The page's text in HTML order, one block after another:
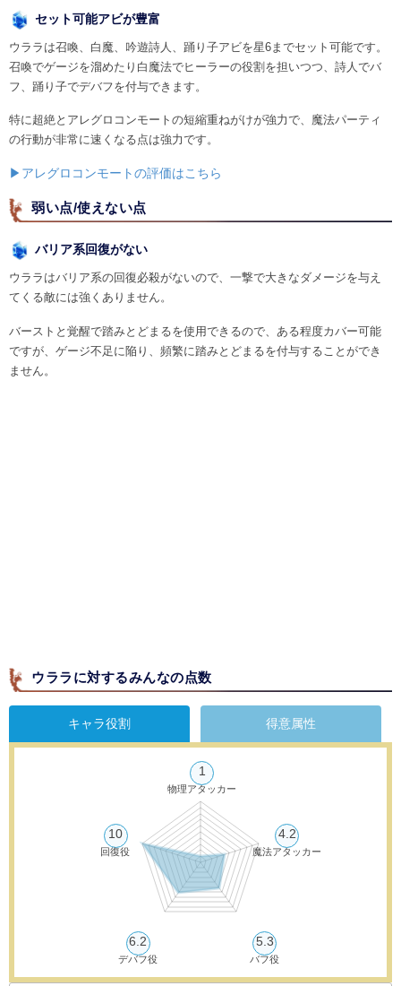
セット可能アビが豊富
ウララは召喚、白魔、吟遊詩人、踊り子アビを星6までセット可能です。
召喚でゲージを溜めたり白魔法でヒーラーの役割を担いつつ、詩人でバ
フ、踊り子でデバフを付与できます。
特に超絶とアレグロコンモートの短縮重ねがけが強力で、魔法パーティ
の行動が非常に速くなる点は強力です。
▶アレグロコンモートの評価はこちら
弱い点/使えない点
バリア系回復がない
ウララはバリア系の回復必殺がないので、一撃で大きなダメージを与え
てくる敵には強くありません。
バーストと覚醒で踏みとどまるを使用できるので、ある程度カバー可能
ですが、ゲージ不足に陥り、頻繁に踏みとどまるを付与することができ
ません。
ウララに対するみんなの点数
キャラ役割 得意属性
1
物理アタッカー
4.2
魔法アタッカー
5.3
バフ役
6.2
デバフ役
10
回復役